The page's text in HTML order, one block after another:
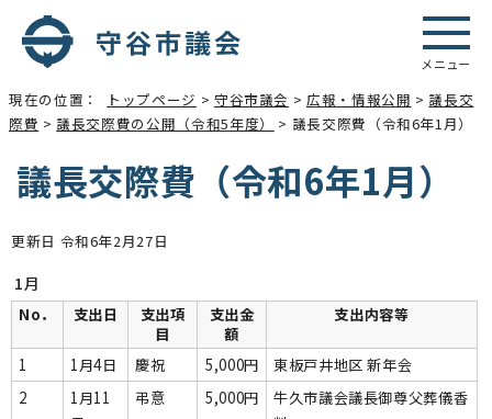
メニュー
現在の位置： トップページ > 守谷市議会 >広報・情報公開 > 議長交
際費 > 議長交際費の公開（令和5年度） > 議長交際費（令和6年1月）
議長交際費（令和6年1月）
更新日 令和6年2月27日
1月
No． 支出日
支出項
目
支出金
額
支出内容等
1 1月4日 慶祝 5,000円
東板戸井地区 新年会
2
1月11
弔意 5,000円
牛久市議会議長御尊父葬儀香